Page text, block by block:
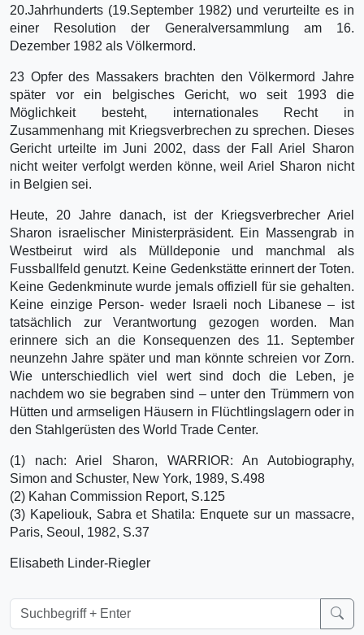
20.Jahrhunderts (19.September 1982) und verurteilte es in
einer Resolution der Generalversammlung am 16.
Dezember 1982 als Völkermord.
23 Opfer des Massakers brachten den Völkermord Jahre
später vor ein belgisches Gericht, wo seit 1993 die
Möglichkeit besteht, internationales Recht in
Zusammenhang mit Kriegsverbrechen zu sprechen. Dieses
Gericht urteilte im Juni 2002, dass der Fall Ariel Sharon
nicht weiter verfolgt werden könne, weil Ariel Sharon nicht
in Belgien sei.
Heute, 20 Jahre danach, ist der Kriegsverbrecher Ariel
Sharon israelischer Ministerpräsident. Ein Massengrab in
Westbeirut wird als Mülldeponie und manchmal als
Fussballfeld genutzt. Keine Gedenkstätte erinnert der Toten.
Keine Gedenkminute wurde jemals offiziell für sie gehalten.
Keine einzige Person- weder Israeli noch Libanese – ist
tatsächlich zur Verantwortung gezogen worden. Man
erinnere sich an die Konsequenzen des 11. September
neunzehn Jahre später und man könnte schreien vor Zorn.
Wie unterschiedlich viel wert sind doch die Leben, je
nachdem wo sie begraben sind – unter den Trümmern von
Hütten und armseligen Häusern in Flüchtlingslagern oder in
den Stahlgerüsten des World Trade Center.
(1) nach: Ariel Sharon, WARRIOR: An Autobiography,
Simon and Schuster, New York, 1989, S.498
(2) Kahan Commission Report, S.125
(3) Kapeliouk, Sabra et Shatila: Enquete sur un massacre,
Paris, Seoul, 1982, S.37
Elisabeth Linder-Riegler